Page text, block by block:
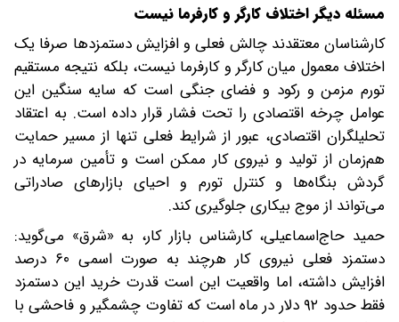
مسئله دیگر اختلاف کارگر و کارفرما نیست
کارشناسان معتقد‌ند‌ چالش فعلی و افزایش دستمزد‌ها صرفا یک
اختلاف معمول میان کارگر و کارفرما نیست، بلکه نتیجه مستقیم
تورم مزمن و رکود و فضای جنگی است که سایه سنگین این
عوامل چرخه اقتصادی را تحت فشار قرار داده است. به اعتقاد
تحلیلگران اقتصادی، عبور از شرایط فعلی تنها از مسیر حمایت
هم‌زمان از تولید و نیروی کار ممکن است و تأمین سرمایه در
گردش بنگاه‌ها و کنترل تورم و احیای بازارهای صادراتی
می‌تواند از موج بیکاری جلوگیری کند.
حمید حاج‌اسماعیلی، کارشناس بازار کار، به «شرق» می‌گوید:‌
دستمزد فعلی نیروی کار هرچند به صورت اسمی ۶۰ درصد
افزایش داشته، اما واقعیت این است قدرت خرید این دستمزد
فقط حدود ۹۲ دلار در ماه است که تفاوت چشمگیر و فاحشی با